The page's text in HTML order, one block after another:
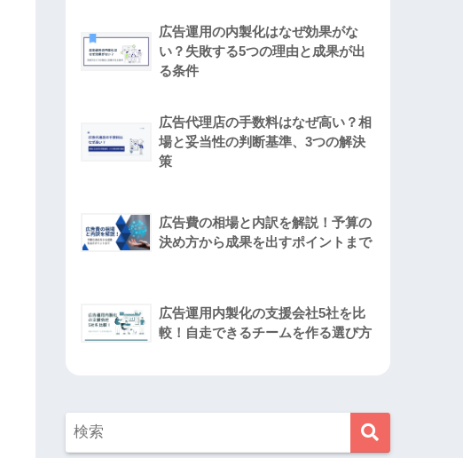
広告運用の内製化はなぜ効果がな
い？失敗する5つの理由と成果が出
る条件
広告代理店の手数料はなぜ高い？相
場と妥当性の判断基準、3つの解決
策
広告費の相場と内訳を解説！予算の
決め方から成果を出すポイントまで
広告運用内製化の支援会社5社を比
較！自走できるチームを作る選び方